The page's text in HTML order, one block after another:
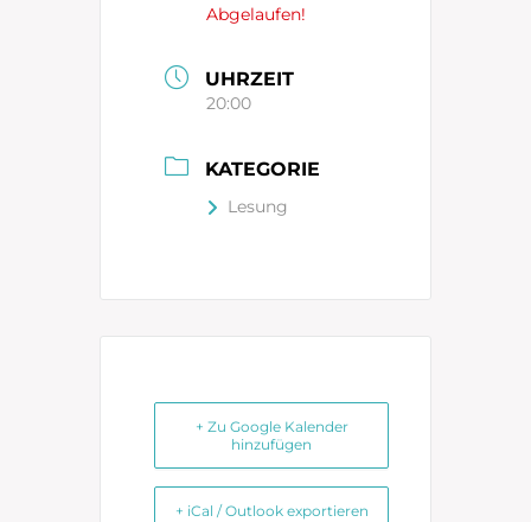
Abgelaufen!
UHRZEIT
20:00
KATEGORIE
Lesung
+ Zu Google Kalender
hinzufügen
+ iCal / Outlook exportieren